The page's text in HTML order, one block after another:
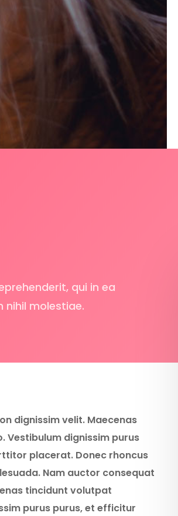
qui in ea
nihil molestiae.
dignissim velit. Maecenas
dignissim purus
placerat. Donec rhoncus
Nam auctor consequat
tincidunt volutpat
purus purus, et efficitur